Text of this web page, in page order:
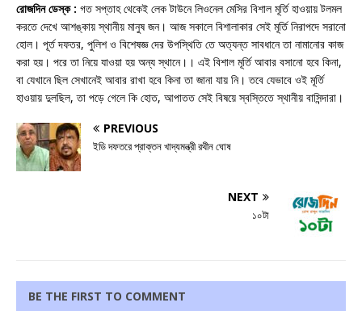
রোজদিন ডেস্ক : গত সপ্তাহ থেকেই লেক টাউনে লিওনেল মেসির বিশাল মূর্তি হাওয়ায় টলমল
করতে দেখে আশঙ্কায় স্থানীয় মানুষ জন। আজ সকালে বিশালাকার সেই মূর্তি নিরাপদে সরানো
হোল। পূর্ত দফতর, পুলিশ ও বিশেষজ্ঞ দের উপস্থিতি তে অত্যন্ত সাবধানে তা নামানোর কাজ
করা হয়। পরে তা নিয়ে যাওয়া হয় অন্য স্থানে।। এই বিশাল মূর্তি আবার বসানো হবে কিনা,
বা যেখানে ছিল সেখানেই আবার রাখা হবে কিনা তা জানা যায় নি। তবে যেভাবে ওই মূর্তি
হাওয়ায় দুলছিল, তা পড়ে গেলে কি হোত, আপাতত সেই বিষয়ে স্বস্তিতে স্থানীয় বাসিন্দারা।
PREVIOUS
ইডি দফতরে প্রাক্তন খাদ্যমন্ত্রী রথীন ঘোষ
NEXT
১০টা
BE THE FIRST TO COMMENT